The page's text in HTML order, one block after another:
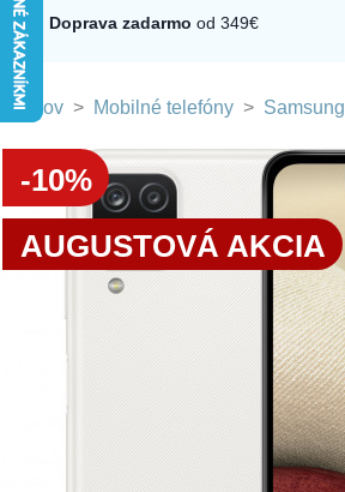
Doprava zadarmo od 349€
Domov > Mobilné telefóny > Samsung
-10%
AUGUSTOVÁ AKCIA